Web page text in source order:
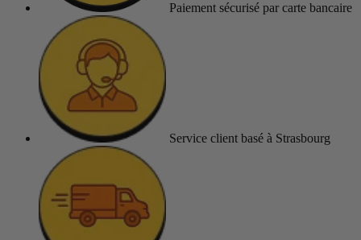
Paiement sécurisé par carte bancaire
Service client basé à Strasbourg